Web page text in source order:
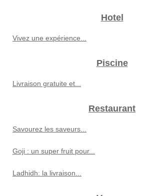
Hotel
Vivez une expérience...
Piscine
Livraison gratuite et...
Restaurant
Savourez les saveurs...
Goji : un super fruit pour...
Ladhidh: la livraison...